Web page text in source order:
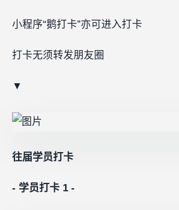
小程序“鹅打卡”亦可进入打卡
打卡无须转发朋友圈
▼
往届学员打卡
- 学员打卡 1 -